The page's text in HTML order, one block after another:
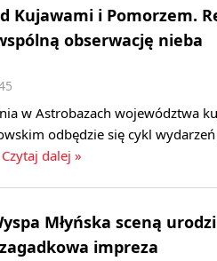
Kujawami i Pomorzem.
obserwację nieba
w Astrobazach województwa
odbędzie się cykl
Czytaj dalej »
Młyńska sceną
impreza